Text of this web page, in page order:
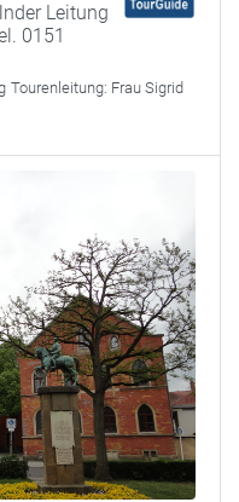
Leitung
0151
Tourenleitung: Frau Sigrid